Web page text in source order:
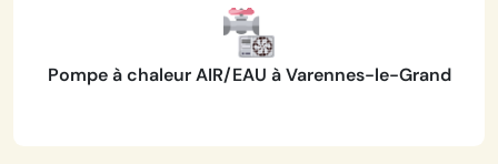
Pompe à chaleur AIR/EAU à Varennes-le-Grand